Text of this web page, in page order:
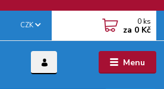
Menu
CZK 0 ks
za 0 Kč